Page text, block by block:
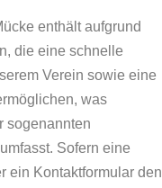
enthält aufgrund
die eine schnelle
Verein sowie eine
was
sogenannten
Sofern eine
ein Kontaktformular den